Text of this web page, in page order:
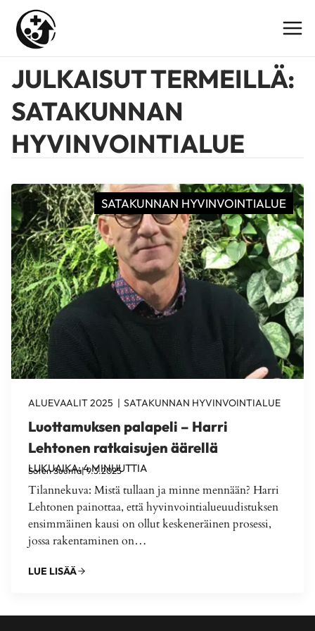
Siirry
sisältöön
JULKAISUT TERMEILLÄ:
SATAKUNNAN
HYVINVOINTIALUE
SATAKUNNAN HYVINVOINTIALUE
ALUEVAALIT 2025 | SATAKUNNAN HYVINVOINTIALUE
Luottamuksen palapeli – Harri
Lehtonen ratkaisujen äärellä
Soten Suunta| 9.3.2025
LUKUAIKA:4MINUUTTIA
Tilannekuva: Mistä tullaan ja minne mennään? Harri
Lehtonen painottaa, että hyvinvointialueuudistuksen
ensimmäinen kausi on ollut keskeneräinen prosessi,
jossa rakentaminen on…
LUE LISÄÄ